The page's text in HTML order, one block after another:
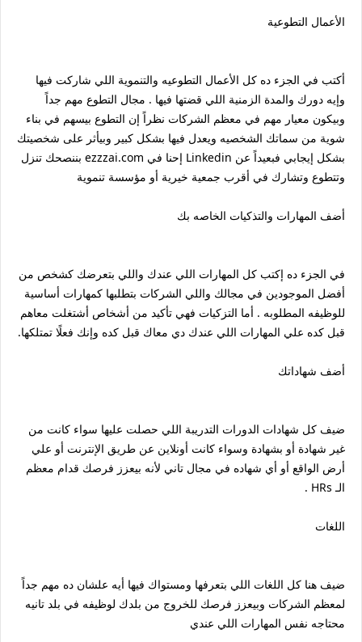
اﻷعمال التطوعية
أكتب في الجزء ده كل الأعمال التطوعيه والتنموية اللي شاركت فيها
وإيه دورك والمدة الزمنية اللي قضتها فيها . مجال التطوع مهم جداً
وبيكون معيار مهم في معظم الشركات نظراً إن التطوع بيسهم في بناء
شوية من سماتك الشخصيه ويعدل فيها بشكل كبير وبيأثر على شخصيتك
بشكل إيجابي فبعيداً عن Linkedin إحنا في ezzzai.com بننصحك تنزل
وتتطوع وتشارك في أقرب جمعية خيرية أو مؤسسة تنموية
أضف المهارات والتذكيات الخاصه بك
في الجزء ده إكتب كل المهارات اللي عندك واللي بتعرضك كشخص من
أفضل الموجودين في مجالك واللي الشركات بتطلبها كمهارات أساسية
للوظيفه المطلوبه . أما التزكيات فهي تأكيد من أشخاص أشتغلت معاهم
قبل كده علي المهارات اللي عندك دي معاك قبل كده وإنك فعلًا تمتلكها.
أضف شهاداتك
ضيف كل شهادات الدورات التدريبة اللي حصلت عليها سواء كانت من
غير شهادة أو بشهادة وسواء كانت أونلاين عن طريق الإنترنت أو علي
أرض الواقع أو أي شهاده في مجال تاني لأنه بيعزز فرصك قدام معظم
الـ HRs .
اللغات
ضيف هنا كل اللغات اللي بتعرفها ومستواك فيها أيه علشان ده مهم جداً
لمعظم الشركات وبيعزز فرصك للخروج من بلدك لوظيفه في بلد تانيه
محتاجه نفس المهارات اللي عندي